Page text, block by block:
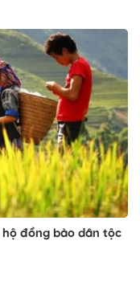
đồng bào dân tộc